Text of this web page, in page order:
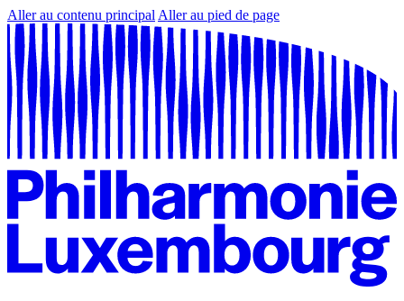
Aller au contenu principal Aller au pied de page